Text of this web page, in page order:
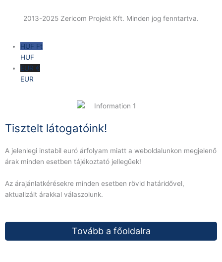
2013-2025 Zericom Projekt Kft. Minden jog fenntartva.
HUF Ft
HUF
EUR €
EUR
Tisztelt látogatóink!
A jelenlegi instabil euró árfolyam miatt a weboldalunkon megjelenő
árak minden esetben tájékoztató jellegűek!
Az árajánlatkérésekre minden esetben rövid határidővel,
aktualizált árakkal válaszolunk.
Tovább a főoldalra